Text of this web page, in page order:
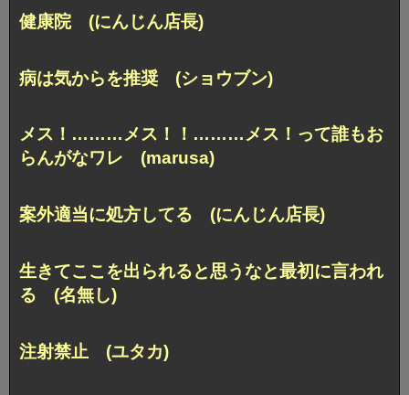
健康院 (にんじん店長)
病は気からを推奨 (ショウブン)
メス！………メス！！………メス！って誰もお
らんがなワレ (marusa)
案外適当に処方してる (にんじん店長)
生きてここを出られると思うなと最初に言われ
る (名無し)
注射禁止 (ユタカ)